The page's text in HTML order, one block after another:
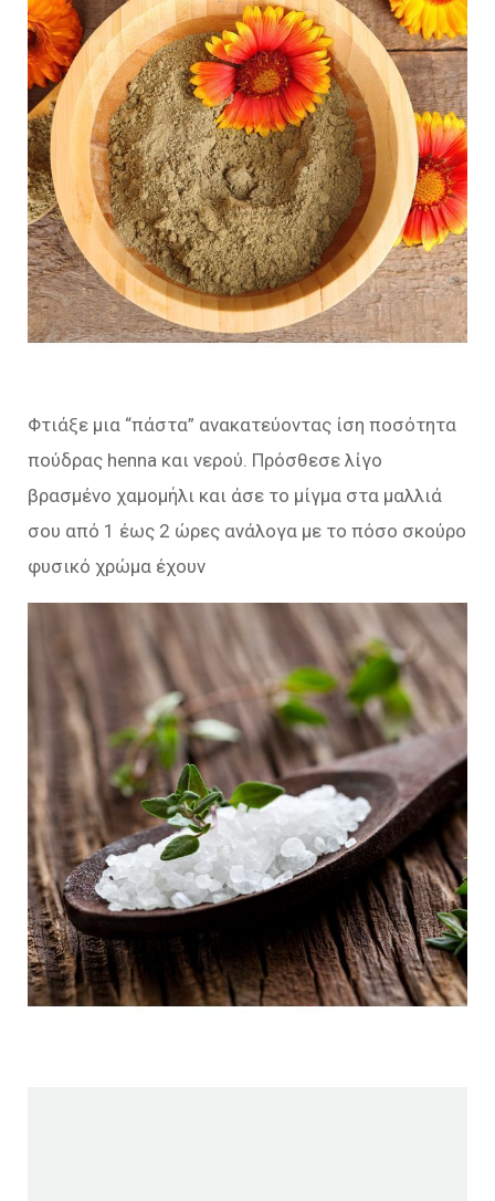
Φτιάξε μια “πάστα” ανακατεύοντας ίση ποσότητα
πούδρας henna και νερού. Πρόσθεσε λίγο
βρασμένο χαμομήλι και άσε το μίγμα στα μαλλιά
σου από 1 έως 2 ώρες ανάλογα με το πόσο σκούρο
φυσικό χρώμα έχουν